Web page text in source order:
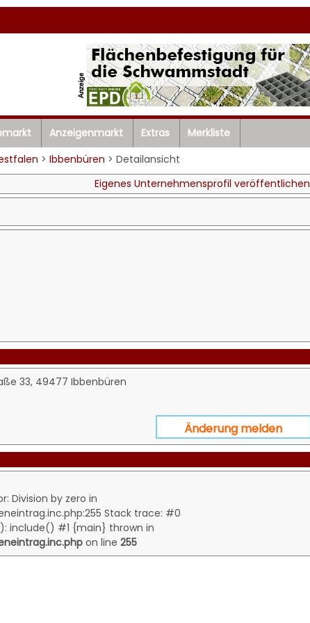
Anzeigenmarkt Extras
Merkliste
> Ibbenbüren > Detailansicht
Eigenes Unternehmensprofil veröffentlichen
33, 49477 Ibbenbüren
Änderung melden
Division by zero in
Stack trace: #0
include() #1 {main} thrown in
on line 255